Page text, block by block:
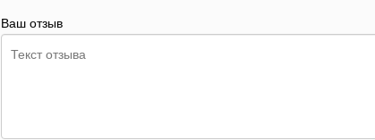
Ваш отзыв